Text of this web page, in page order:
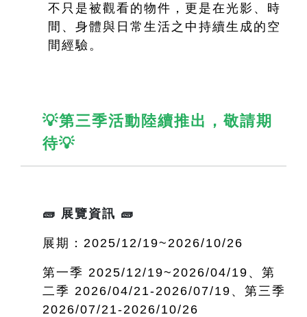
不只是被觀看的物件，更是在光影、時
間、身體與日常生活之中持續生成的空
間經驗。
💡第三季活動陸續推出，敬請期
待💡
🧱 展覽資訊 🧱
展期：2025/12/19~2026/10/26
第一季 2025/12/19~ 2026/04/19、第
二季 2026/04/21-2026/07/19、第三季
2026/07/21-2026/10/26